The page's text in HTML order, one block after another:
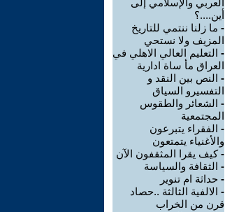
العربي والإسلامي إلى
أين....؟
- ما زلنا ننتمي للتاريخ
المزيف ولا نستحي
- التعليم العالي الاهلي في
العراق مأ ساة ادارية
- النص بين النقد و
التفسيرو السياق
- الشعائر والطقوس
المجتمعية
- الفقراء يتبرعون
والأغنياء يتمتعون
-كيف يقرا المثقفون الآن
- الثقافة والسياسة
- حداثة ام تنوير
- الالفية الثالثة ..حصاد
قرن من الخراب